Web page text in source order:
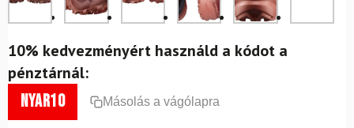
10% kedvezményért használd a kódot a
pénztárnál:
nyar10 Másolás a vágólapra